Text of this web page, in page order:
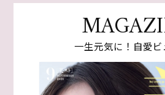
一生元気に！自愛ビ